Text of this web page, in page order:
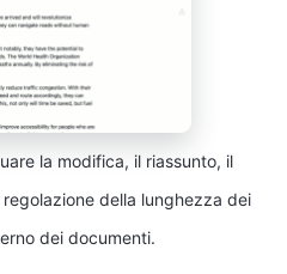
la modifica, il riassunto, il
della lunghezza dei
dei documenti.